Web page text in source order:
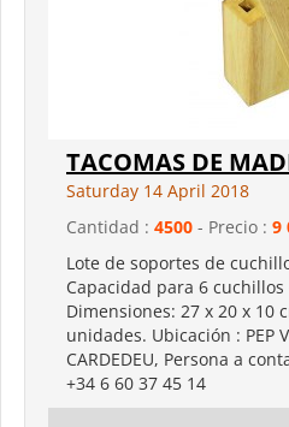
TACOMAS DE
Saturday 14 April 2018
Cantidad : 4500 - Precio : 9
Lote de soportes de
Capacidad para 6
Dimensiones: 27 x 20 x 10
unidades. Ubicación : PEP
CARDEDEU, Persona a
+34 6 60 37 45 14